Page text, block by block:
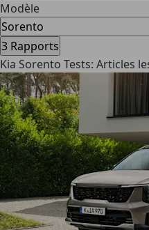
Modèle
3 Rapports
Kia Sorento Tests: Articles